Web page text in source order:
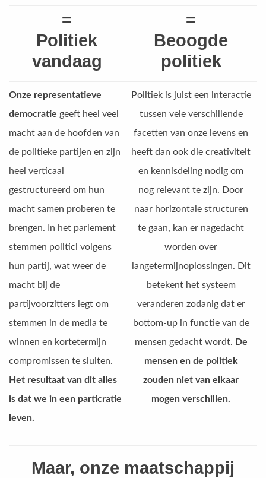
=
Politiek
vandaag
=
Beoogde
politiek
Onze representatieve
democratie geeft heel veel
macht aan de hoofden van
de politieke partijen en zijn
heel verticaal
gestructureerd om hun
macht samen proberen te
brengen. In het parlement
stemmen politici volgens
hun partij, wat weer de
macht bij de
partijvoorzitters legt om
stemmen in de media te
winnen en kortetermijn
compromissen te sluiten.
Het resultaat van dit alles
is dat we in een particratie
leven.
Politiek is juist een interactie
tussen vele verschillende
facetten van onze levens en
heeft dan ook die creativiteit
en kennisdeling nodig om
nog relevant te zijn. Door
naar horizontale structuren
te gaan, kan er nagedacht
worden over
langetermijnoplossingen. Dit
betekent het systeem
veranderen zodanig dat er
bottom-up in functie van de
mensen gedacht wordt. De
mensen en de politiek
zouden niet van elkaar
mogen verschillen.
Maar, onze maatschappij